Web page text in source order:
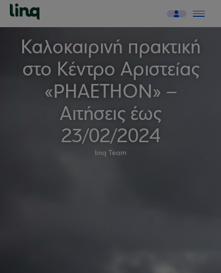
Καλοκαιρινή πρακτική
στο Κέντρο Αριστείας
«PHAETHON» –
Αιτήσεις έως
23/02/2024
linq Team